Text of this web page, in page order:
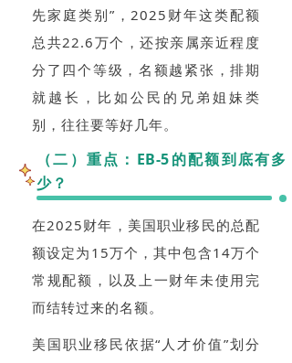
先家庭类别”，2025财年这类配额
总共22.6万个，还按亲属亲近程度
分了四个等级，名额越紧张，排期
就越长，比如公民的兄弟姐妹类
别，往往要等好几年。
（二）重点：EB-5的配额到底有多
少？
在2025财年，美国职业移民的总配
额设定为15万个，其中包含14万个
常规配额，以及上一财年未使用完
而结转过来的名额。
美国职业移民依据“人才价值”划分